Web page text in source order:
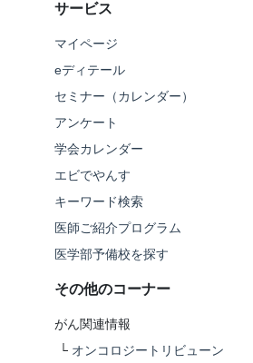
サービス
マイページ
eディテール
セミナー（カレンダー）
アンケート
学会カレンダー
エビでやんす
キーワード検索
医師ご紹介プログラム
医学部予備校を探す
その他のコーナー
がん関連情報
└ オンコロジートリビューン